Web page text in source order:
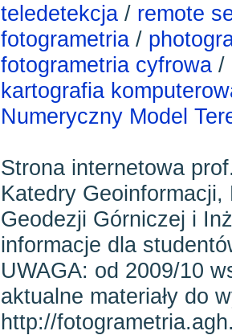
teledetekcja/ remote
fotogrametria/
fotogrametria cyfrowa/
kartografia
Numeryczny Model
Strona internetowa
Katedry Geoinformacji,
Geodezji Górniczej i
informacje dla
UWAGA: od 2009/10
aktualne materiały do
http://